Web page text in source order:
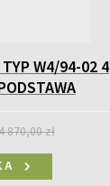
W4/94-02 4
870,00 zł